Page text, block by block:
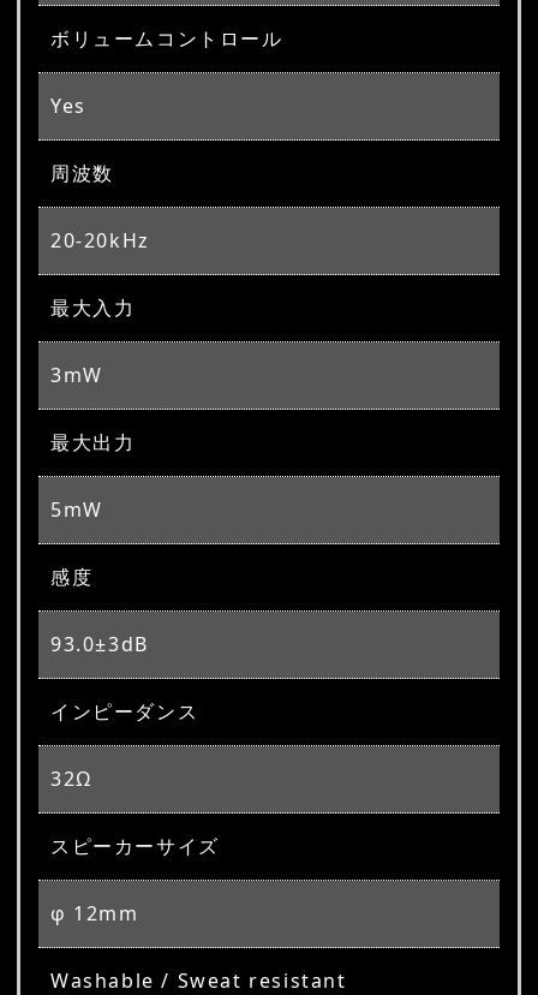
ボリュームコントロール
Yes
周波数
20-20kHz
最大入力
3mW
最大出力
5mW
感度
93.0±3dB
インピーダンス
32Ω
スピーカーサイズ
φ 12mm
Washable / Sweat resistant